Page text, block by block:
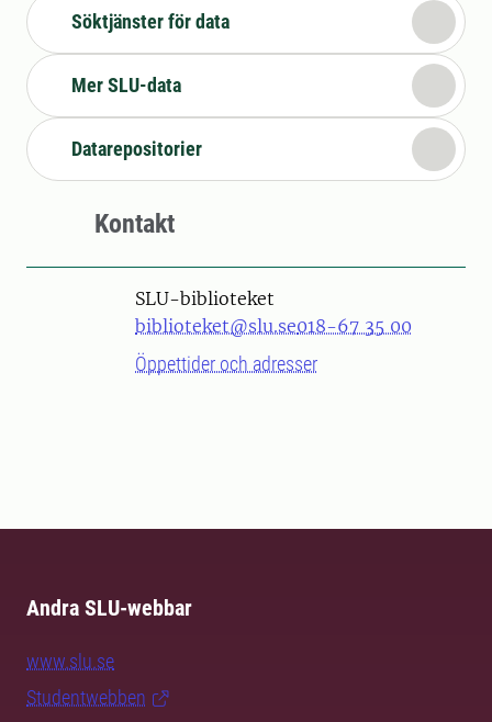
Söktjänster för data
Mer SLU-data
Datarepositorier
Kontakt
SLU-biblioteket
biblioteket@slu.se018-67 35 00
Öppettider och adresser
Andra SLU-webbar
www.slu.se
Studentwebben